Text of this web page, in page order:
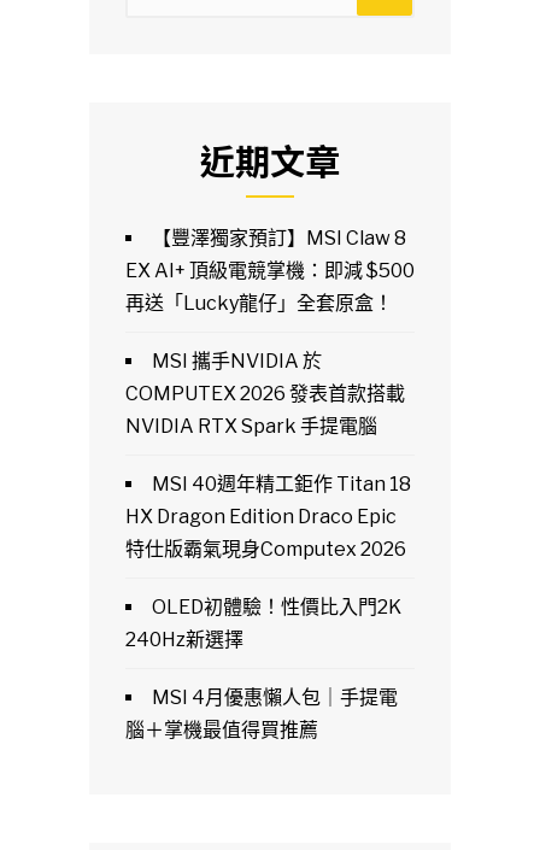
近期文章
【豐澤獨家預訂】MSI Claw 8
EX AI+ 頂級電競掌機：即減 $500
再送「Lucky龍仔」全套原盒！
MSI 攜手NVIDIA 於
COMPUTEX 2026 發表首款搭載
NVIDIA RTX Spark 手提電腦
MSI 40週年精工鉅作 Titan 18
HX Dragon Edition Draco Epic
特仕版霸氣現身Computex 2026
OLED初體驗！性價比入門2K
240Hz新選擇
MSI 4月優惠懶人包｜手提電
腦＋掌機最值得買推薦